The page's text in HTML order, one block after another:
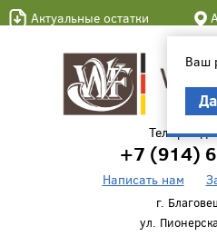
Актуальные остатки
Ваш
Да
Телефон
+7 (914)
Написать нам
г.
ул.